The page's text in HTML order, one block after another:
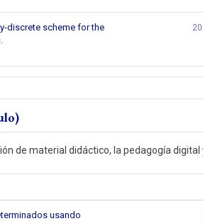
discrete scheme for the
de material didáctico, la pedagogía digital
usando